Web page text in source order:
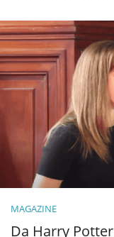
MAGAZINE
Da Harry